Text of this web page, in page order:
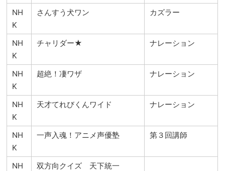
NH
K
さんすう犬ワン カズラー
NH
K
チャリダー★ ナレーション
NH
K
超絶！凄ワザ ナレーション
NH
K
天才てれびくんワイド ナレーション
NH
K
一声入魂！アニメ声優塾 第３回講師
NH
双方向クイズ 天下統一